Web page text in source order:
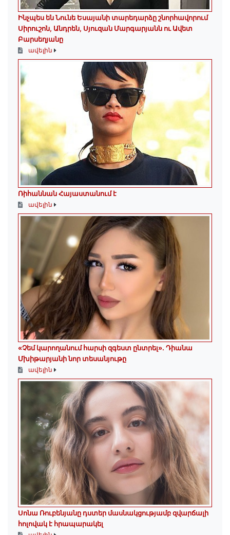
Ինչպես են Նունե Եսայանի տարեդարձը շնորհավորում
Սիրուշոն, Անդրեն, Սյուզան Մարգարյանն ու Ավետ
Բարսեղյանը
ավելին
Ռիհաննան Հայաստանում է
ավելին
«Չեմ կարողանում հարսի զգեստ ընտրել». Դիանա
Մխիթարյանի նոր տեսանյութը
ավելին
Սոնա Ռուբենյանը դստեր մասնակցությամբ զվարճալի
հոլովակ է հրապարակել